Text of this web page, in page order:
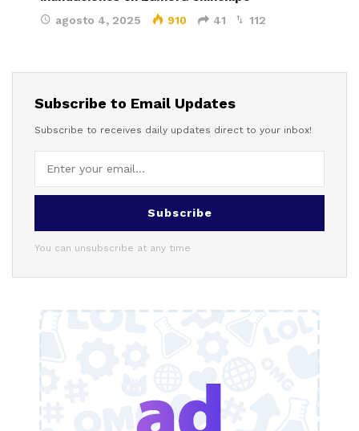
agosto 4, 2025 910 41 112
Subscribe to Email Updates
Subscribe to receives daily updates direct to your inbox!
Subscribe
You can unsubscribe at any time